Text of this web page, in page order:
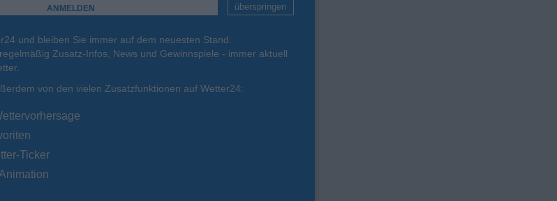
Mo . 17.08. Di. 18.08. Mi. 19.08.
19°C
überspringen
und bleiben Sie immer auf dem neuesten Stand.
Zusatz-Infos, News und Gewinnspiele - immer aktuell
von den vielen Zusatzfunktionen auf Wetter24:
Ticker